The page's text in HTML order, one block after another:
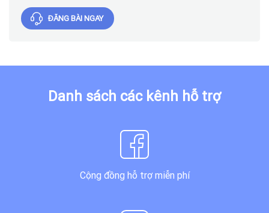
ĐĂNG BÀI NGAY
Danh sách các kênh hỗ trợ
Cộng đồng hỗ trợ miễn phí